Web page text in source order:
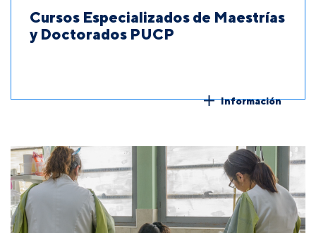
Cursos Especializados de Maestrías
y Doctorados PUCP
Información